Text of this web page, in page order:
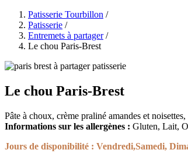
Patisserie Tourbillon /
Patisserie /
Entremets à partager /
Le chou Paris-Brest
Le chou Paris-Brest
Pâte à choux, crème praliné amandes et
Informations sur les allergènes : Gluten, Lait,
Jours de disponibilité : Vendredi,Samedi,